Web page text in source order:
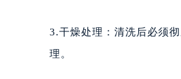
3.干燥处理：清洗后必须
理。